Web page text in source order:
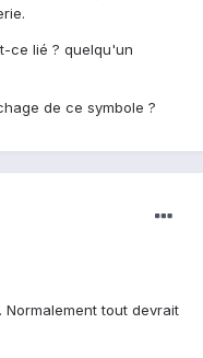
ce lié ? quelqu'un
de ce symbole ?
tout devrait